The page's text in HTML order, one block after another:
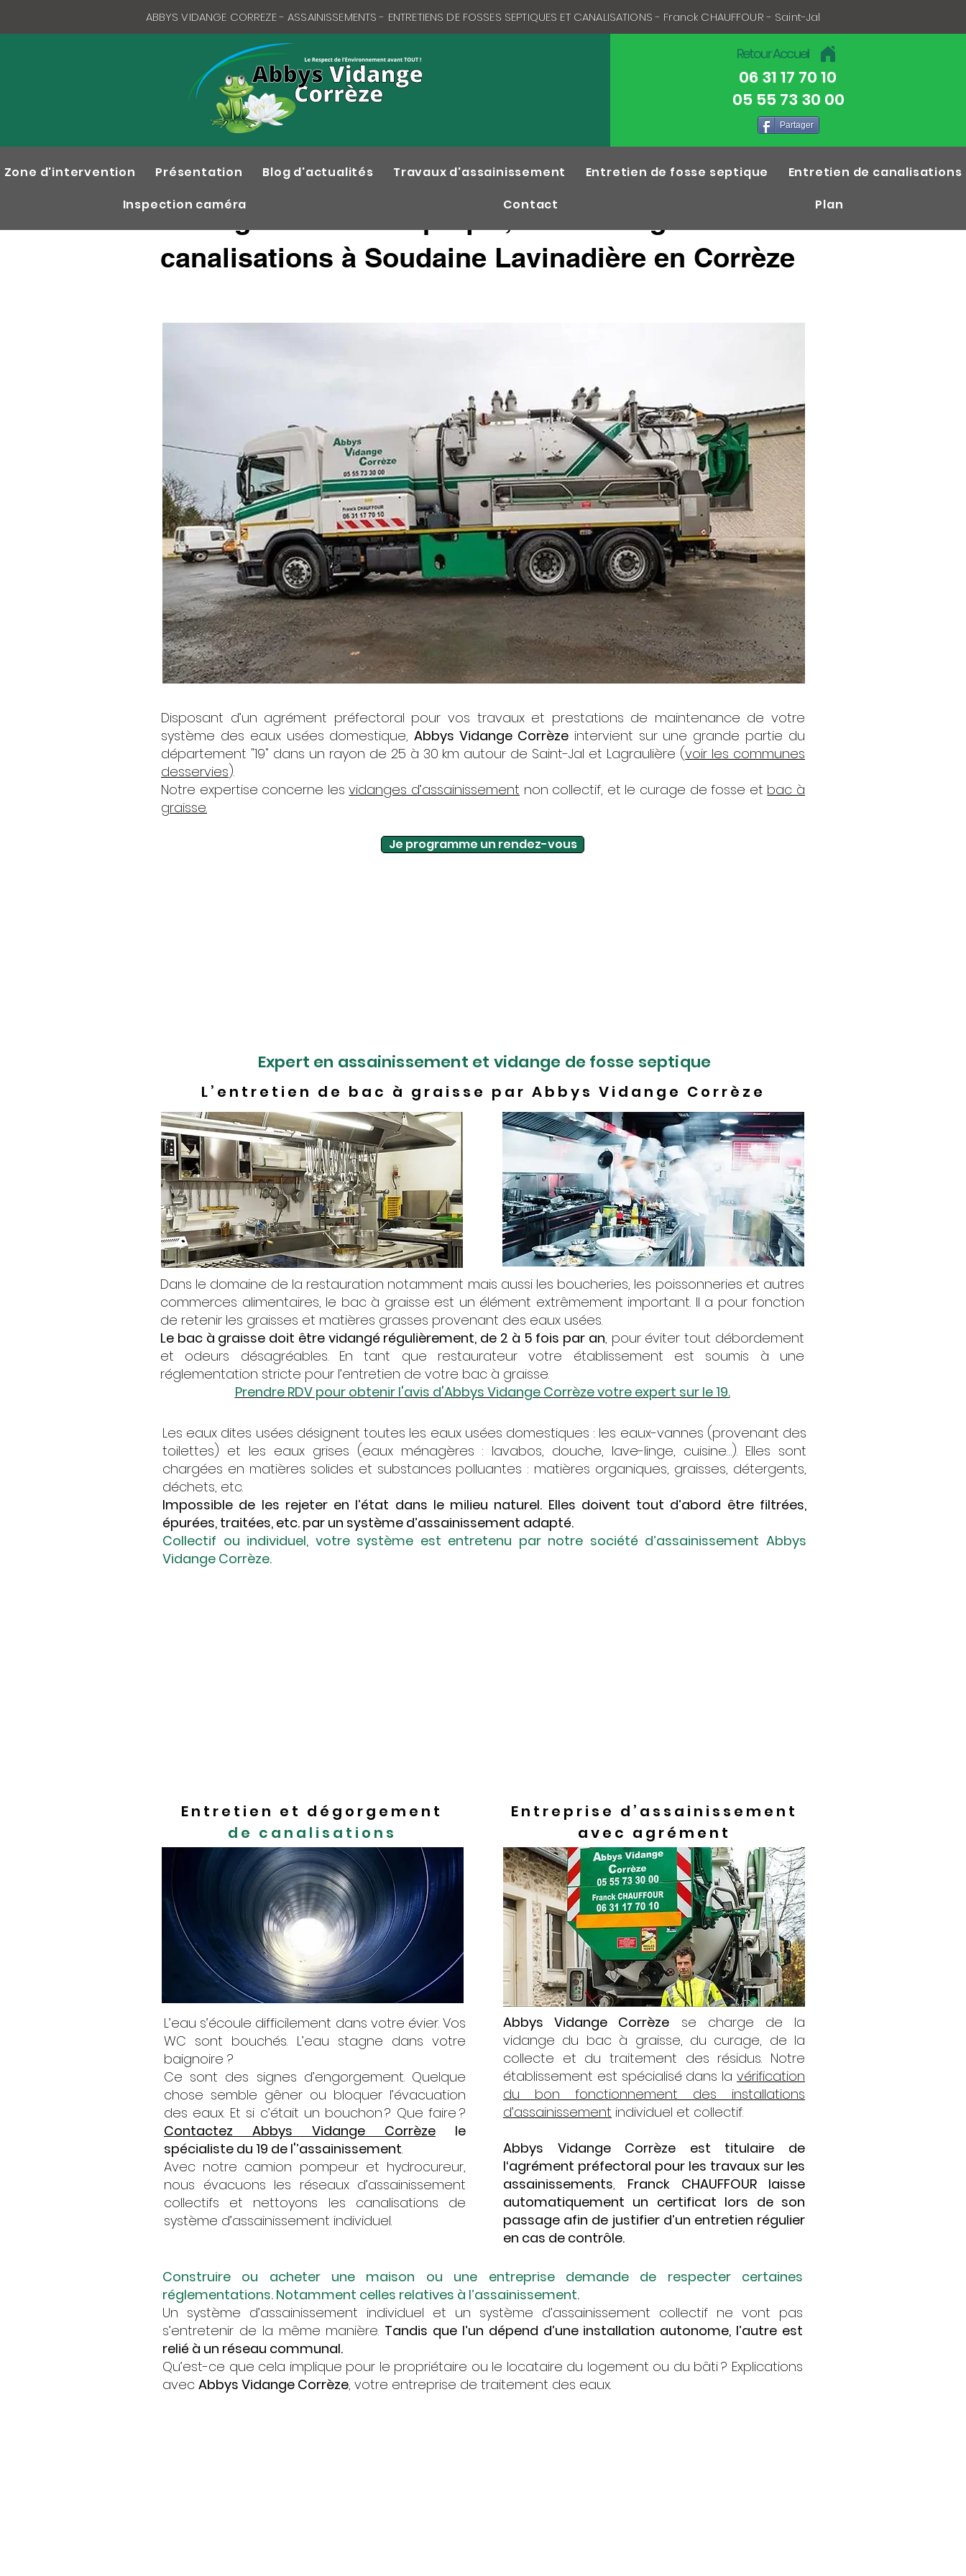
ABBYS VIDANGE CORREZE - ASSAINISSEMENTS - ENTRETIENS DE FOSSES SEPTIQUES ET CANALISATIONS - Franck CHAUFFOUR - Saint-Jal
Vidange de fosse septique, Débouchage de
canalisations à Soudaine Lavinadière en Corrèze
Disposant d’un agrément préfectoral pour vos travaux et prestations de maintenance de votre
système des eaux usées domestique,Abbys Vidange Corrèzeintervient sur une grande partie du
département "19" dans un rayon de 25 à 30 km autour de Saint-Jal et Lagraulière (voir les communes
desservies).
Notre expertise concerne lesvidanges d’assainissement non collectif, et le curage de fosse et bac à
graisse.
Je programme un rendez-vous
Expert en assainissement et vidange de fosse septique
L’entretien de bac à graisse par Abbys Vidange Corrèze
Dans le domaine de la restauration notamment mais aussi les boucheries, les poissonneries et autres
commerces alimentaires, le bac à graisse est un élément extrêmement important. Il a pour fonction
de retenir les graisses et matières grasses provenant des eaux usées.
Le bac à graisse doit être vidangé régulièrement, de 2 à 5 fois par an, pour éviter tout débordement
et odeurs désagréables. En tant que restaurateur votre établissement est soumis à une
réglementation stricte pour l’entretien de votre bac à graisse.
Prendre RDV pour obtenir l'avis d'Abbys Vidange Corrèze votre expert sur le 19.
Les eaux dites usées désignent toutes les eaux usées domestiques : les eaux-vannes (provenant des
toilettes) et les eaux grises (eaux ménagères : lavabos, douche, lave-linge, cuisine…). Elles sont
chargées en matières solides et substances polluantes : matières organiques, graisses, détergents,
déchets, etc.
Impossible de les rejeter en l’état dans le milieu naturel. Elles doivent tout d’abord être filtrées,
épurées, traitées, etc. par un système d’assainissement adapté.
Collectif ou individuel, votre système est entretenu par notre société d’assainissement Abbys
Vidange Corrèze.
Entretien et dégorgement
de canalisations
L’eau s’écoule difficilement dans votre évier. Vos
WC sont bouchés. L’eau stagne dans votre
baignoire ?
Ce sont des signes d’engorgement. Quelque
chose semble gêner ou bloquer l’évacuation
des eaux. Et si c’était un bouchon ? Que faire ?
Contactez Abbys Vidange Corrèze le
spécialiste du 19 de l'’assainissement.
Avec notre camion pompeur et hydrocureur,
nous évacuons les réseaux d’assainissement
collectifs et nettoyons les canalisations de
système d’assainissement individuel.
Entreprise d’assainissement
avec agrément
Abbys Vidange Corrèze se charge de la
vidange du bac à graisse, du curage, de la
collecte et du traitement des résidus. Notre
établissement est spécialisé dans la vérification
du bon fonctionnement des installations
d’assainissement individuel et collectif.
Abbys Vidange Corrèze est titulaire de
l‘agrément préfectoral pour les travaux sur les
assainissements, Franck CHAUFFOUR laisse
automatiquement un certificat lors de son
passage afin de justifier d’un entretien régulier
en cas de contrôle.
Construire ou acheter une maison ou une entreprise demande de respecter certaines
réglementations. Notamment celles relatives à l’assainissement.
Un système d’assainissement individuel et un système d’assainissement collectif ne vont pas
s’entretenir de la même manière. Tandis que l’un dépend d’une installation autonome, l’autre est
relié à un réseau communal.
Qu’est-ce que cela implique pour le propriétaire ou le locataire du logement ou du bâti ? Explications
avec Abbys Vidange Corrèze, votre entreprise de traitement des eaux.
Zone d'intervention Présentation Blog d'actualités Travaux d'assainissement Entretien de fosse septique
Entretien de canalisations
Inspection caméra
Contact Plan
Retour Accueil
06 31 17 70 10
05 55 73 30 00
Partager